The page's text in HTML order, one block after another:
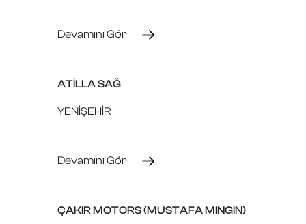
Devamını Gör
ATİLLA SAĞ
YENİŞEHİR
Devamını Gör
ÇAKIR MOTORS (MUSTAFA MINGIN)